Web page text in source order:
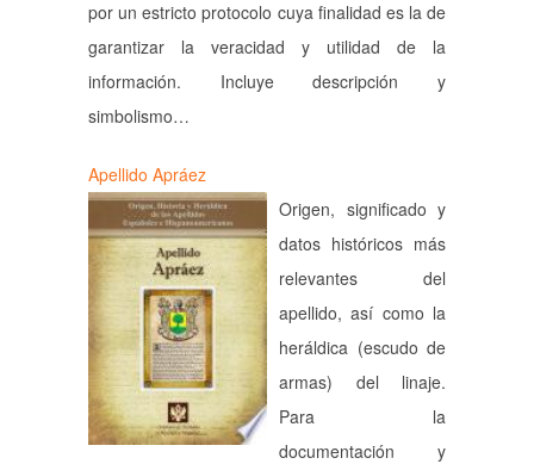
por un estricto protocolo cuya finalidad es la de
garantizar la veracidad y utilidad de la
información. Incluye descripción y
simbolismo…
Apellido Apráez
Origen, significado y
datos históricos más
relevantes del
apellido, así como la
heráldica (escudo de
armas) del linaje.
Para la
documentación y